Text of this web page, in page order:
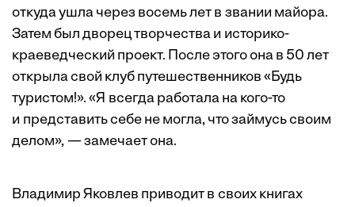
откуда ушла через восемь лет в звании майора.
Затем был дворец творчества и историко-
краеведческий проект. После этого она в 50 лет
открыла свой клуб путешественников «Будь
туристом!». «Я всегда работала на кого-то
и представить себе не могла, что займусь своим
делом», — замечает она.
Владимир Яковлев приводит в своих книгах